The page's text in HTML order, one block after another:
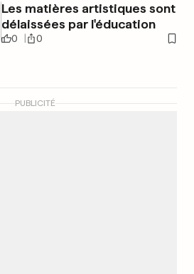
Les matières artistiques sont
délaissées par l'éducation
0 0
PUBLICITÉ